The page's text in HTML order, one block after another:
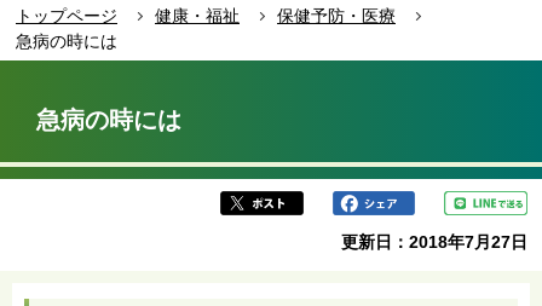
トップページ 健康・福祉
保健予防・医療
急病の時には
か
急病の時には
更新日：2018年7月27日